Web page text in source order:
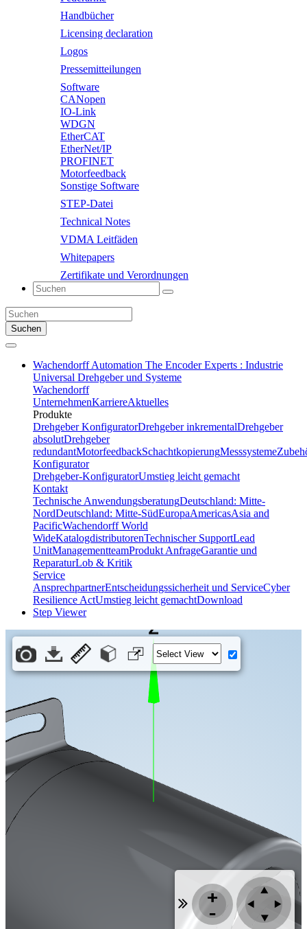
Handbücher
Licensing declaration
Logos
Pressemitteilungen
Software
CANopen
IO-Link
WDGN
EtherCAT
EtherNet/IP
PROFINET
Motorfeedback
Sonstige Software
STEP-Datei
Technical Notes
VDMA Leitfäden
Whitepapers
Zertifikate und Verordnungen
Suchen
Wachendorff Automation The Encoder Experts : Industrie
Universal Drehgeber und Systeme
Wachendorff
UnternehmenKarriereAktuelles
Produkte
Drehgeber KonfiguratorDrehgeber inkrementalDrehgeber
absolutDrehgeber
redundantMotorfeedbackSchachtkopierungMesssysteme
Konfigurator
Drehgeber-KonfiguratorUmstieg leicht gemacht
Kontakt
Technische AnwendungsberatungDeutschland: Mitte-
NordDeutschland: Mitte-SüdEuropaAmericasAsia and
PacificWachendorff World
WideKatalogdistributorenTechnischer SupportLead
UnitManagementteamProdukt AnfrageGarantie und
ReparaturLob & Kritik
Service
AnsprechpartnerEntscheidungssicherheit und ServiceCyber
Resilience ActUmstieg leicht gemachtDownload
Step Viewer